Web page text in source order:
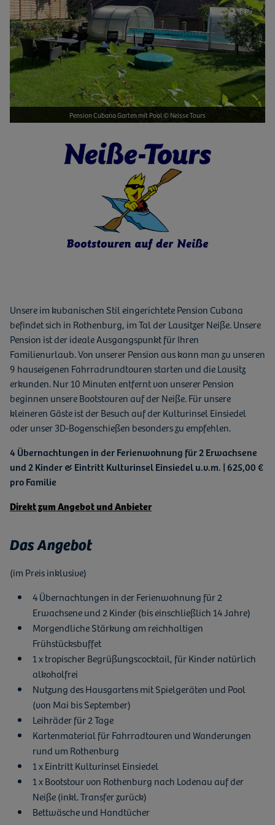
Pension Cubana Garten mit Pool © Neisse Tours
Unsere im kubanischen Stil eingerichtete Pension Cubana
befindet sich in Rothenburg, im Tal der Lausitzer Neiße. Unsere
Pension ist der ideale Ausgangspunkt für Ihren
Familienurlaub. Von unserer Pension aus kann man zu unseren
9 hauseigenen Fahrradrundtouren starten und die Lausitz
erkunden. Nur 10 Minuten entfernt von unserer Pension
beginnen unsere Bootstouren auf der Neiße. Für unsere
kleineren Gäste ist der Besuch auf der Kulturinsel Einsiedel
oder unser 3D-Bogenschießen besonders zu empfehlen.
4 Übernachtungen in der Ferienwohnung für 2 Erwachsene
und 2 Kinder & Eintritt Kulturinsel Einsiedel u.v.m. | 625,00 €
pro Familie
Direkt zum Angebot und Anbieter
Das Angebot
(im Preis inklusive)
4 Übernachtungen in der Ferienwohnung für 2
Erwachsene und 2 Kinder (bis einschließlich 14 Jahre)
Morgendliche Stärkung am reichhaltigen
Frühstücksbuffet
1 x tropischer Begrüßungscocktail, für Kinder natürlich
alkoholfrei
Nutzung des Hausgartens mit Spielgeräten und Pool
(von Mai bis September)
Leihräder für 2 Tage
Kartenmaterial für Fahrradtouren und Wanderungen
rund um Rothenburg
1 x Eintritt Kulturinsel Einsiedel
1 x Bootstour von Rothenburg nach Lodenau auf der
Neiße (inkl. Transfer zurück)
Bettwäsche und Handtücher